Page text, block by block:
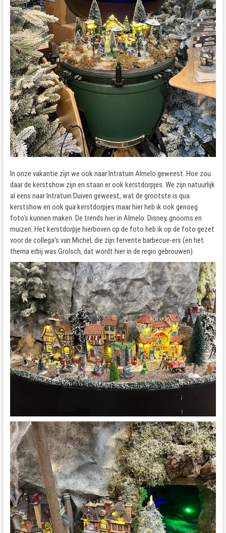
In onze vakantie zijn we ook naar Intratuin Almelo geweest. Hoe zou
daar de kerstshow zijn en staan er ook kerstdorpjes. We zijn natuurlijk
al eens naar Intratuin Duiven geweest, wat de grootste is qua
kerstshow en ook qua kerstdorpjes maar hier heb ik ook genoeg
foto’s kunnen maken. De trends hier in Almelo: Disney, gnooms en
muizen. Het kerstdorpje hierboven op de foto heb ik op de foto gezet
voor de collega’s van Michel, die zijn fervente barbecue-ers (en het
thema erbij was Grolsch, dat wordt hier in de regio gebrouwen).